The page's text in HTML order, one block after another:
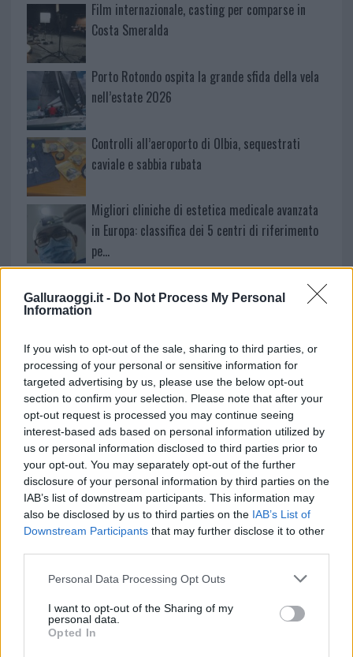
Galluraoggi.it - Do Not Process My Personal
Information
If you wish to opt-out of the sale, sharing to third parties, or
processing of your personal or sensitive information for
targeted advertising by us, please use the below opt-out
section to confirm your selection. Please note that after your
opt-out request is processed you may continue seeing
interest-based ads based on personal information utilized by
us or personal information disclosed to third parties prior to
your opt-out. You may separately opt-out of the further
disclosure of your personal information by third parties on the
IAB’s list of downstream participants. This information may
also be disclosed by us to third parties on the IAB’s List of
Downstream Participants that may further disclose it to other
Please note that this website/app uses one or more Google
not limited to your visit or usage behaviour. You may click to
grant or deny consent to Google and its third-party tags to
use your data for below specified purposes in below Google
Personal Data Processing Opt Outs
I want to opt-out of the Sharing of my
personal data.
Opted In
Film internazionale, casting per comparse in
Costa Smeralda
Porto Rotondo ospita la grande sfida della vela
nell’estate 2026
Controlli all’aeroporto di Olbia, sequestrati
caviale e sabbia rubata
Migliori cliniche di estetica medicale avanzata
in Europa: classifica dei 5 centri di riferimento
pe…
NECROLOGIE
Mario Malu
Martina Agostina Diturco